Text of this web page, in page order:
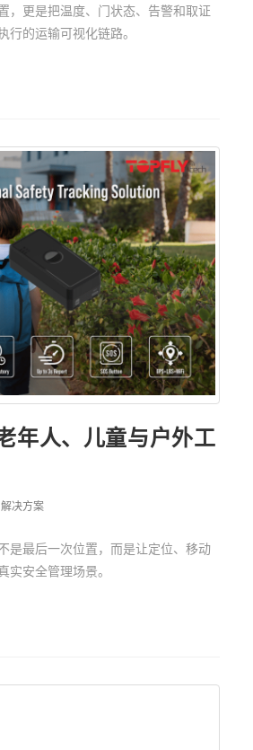
，更是把温度、门状态、告警和取证
行的运输可视化链路。
年人、儿童与户外工
解决方案
是最后一次位置，而是让定位、移动
实安全管理场景。